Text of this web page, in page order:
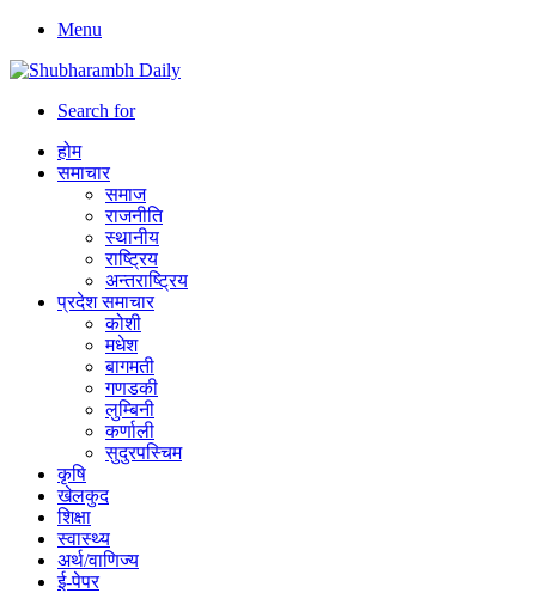
Menu
Search for
होम
समाचार
समाज
राजनीति
स्थानीय
राष्ट्रिय
अन्तराष्ट्रिय
प्रदेश समाचार
कोशी
मधेश
बागमती
गणडकी
लुम्बिनी
कर्णाली
सुदुरपस्चिम
कृषि
खेलकुद
शिक्षा
स्वास्थ्य
अर्थ/वाणिज्य
ई-पेपर